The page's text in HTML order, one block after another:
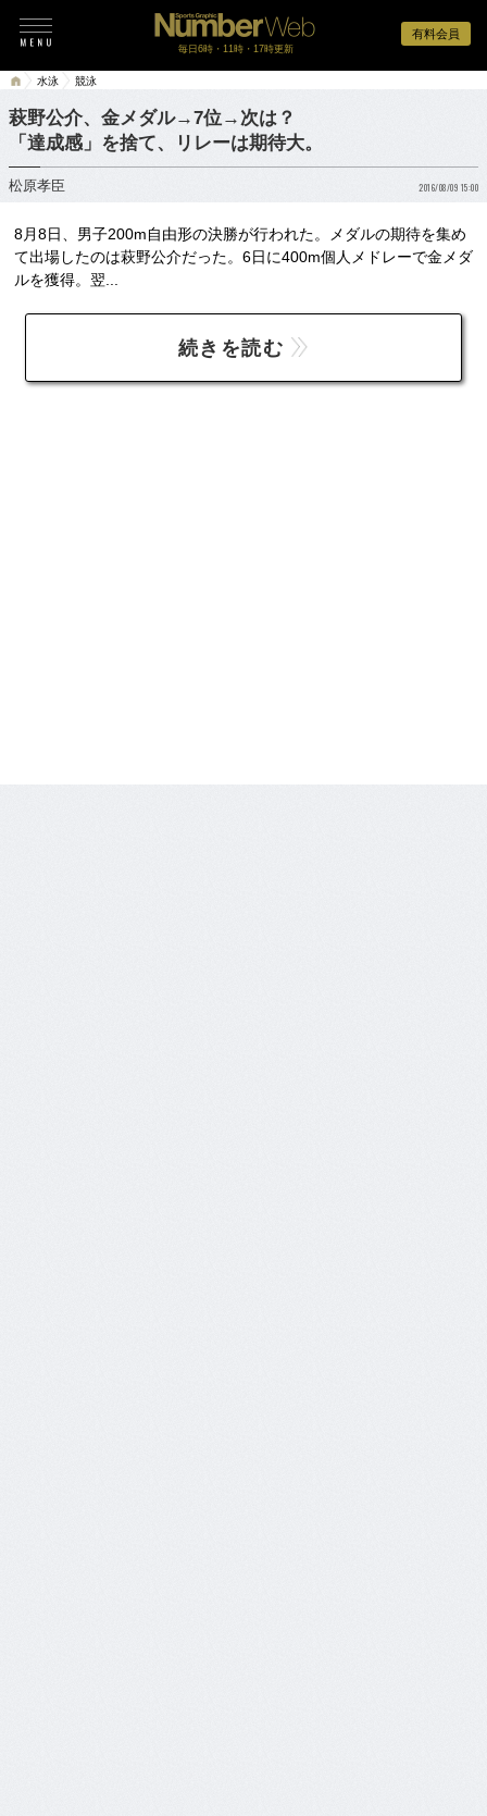
有料会員
毎日6時・11時・17時更新
水泳 競泳
萩野公介、金メダル→7位→次は？
「達成感」を捨て、リレーは期待大。
松原孝臣 2016/08/09 15:00
8月8日、男子200m自由形の決勝が行われた。メダルの期待を集め
て出場したのは萩野公介だった。6日に400m個人メドレーで金メダ
ルを獲得。翌...
続きを読む